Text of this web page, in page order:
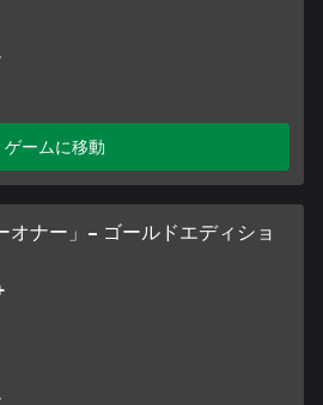
ゲームに移動
オナー」– ゴールドエディショ